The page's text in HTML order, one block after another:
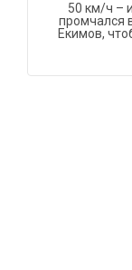
50 км/ч –
промчался
Екимов,